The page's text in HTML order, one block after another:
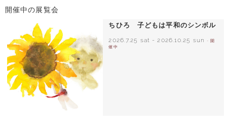
開催中の展覧会
ちひろ 子どもは平和のシンボル
2026.7.25 sat - 2026.10.25 sun
- 開
催中